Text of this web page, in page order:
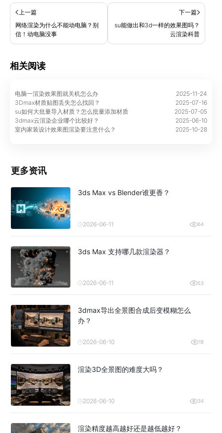
上一篇
网络渲染为什么不能动电脑？别
信！动电脑没事
下一篇
su能做出和3d一样的效果图吗？
云渲染科普
相关阅读
电脑一渲染效果图就关机怎么办
2025-11-24
3Dmax材质贴图丢失怎么找回？
2025-07-16
su如何大批量导入材质？怎么批量添加材质
2025-07-05
3dmax云渲染企业哪个比较好？
2025-06-10
室内家装设计效果图渲染要注意什么？
2025-10-28
更多资讯
3ds Max vs Blender谁更香？
2026-06-11 64
3ds Max 支持哪几款渲染器？
2026-06-11 53
3dmax导出全景图合成后变模糊怎么
办？
2026-06-10 18
渲染3D全景图的难度大吗？
2026-06-10 34
渲染精度越高越好还是越低越好？